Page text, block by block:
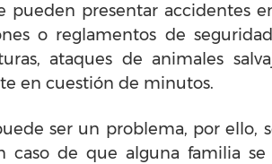
pueden presentar accidentes
o reglamentos de
ataques de animales
en cuestión de minutos.
ser un problema, por
caso de que alguna familia